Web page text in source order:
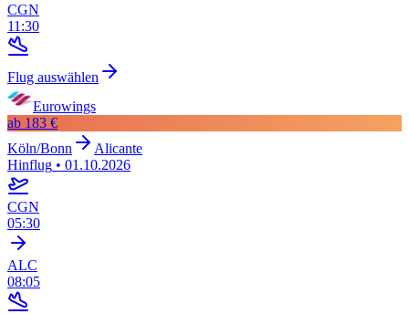
CGN
11:30
Flug auswählen
Eurowings
ab 183 €
Köln/Bonn
Alicante
Hinflug • 01.10.2026
CGN
05:30
ALC
08:05